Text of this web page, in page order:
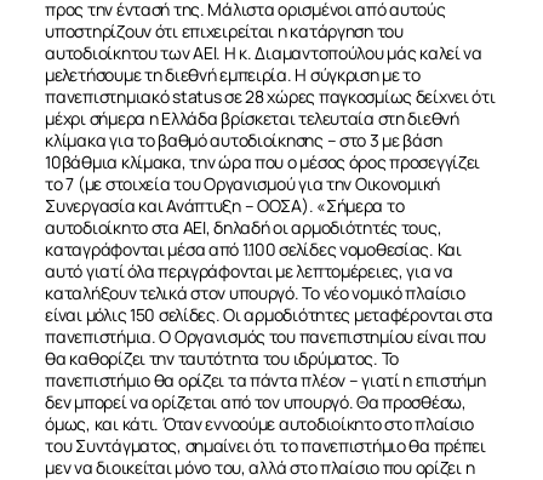
προς την έντασή της. Μάλιστα ορισμένοι από αυτούς
υποστηρίζουν ότι επιχειρείται η κατάργηση του
αυτοδιοίκητου των ΑΕΙ. Η κ. Διαμαντοπούλου μάς καλεί να
μελετήσουμε τη διεθνή εμπειρία. Η σύγκριση με το
πανεπιστημιακό status σε 28 χώρες παγκοσμίως δείχνει ότι
μέχρι σήμερα η Ελλάδα βρίσκεται τελευταία στη διεθνή
κλίμακα για το βαθμό αυτοδιοίκησης – στο 3 με βάση
10βάθμια κλίμακα, την ώρα που ο μέσος όρος προσεγγίζει
το 7 (με στοιχεία του Οργανισμού για την Οικονομική
Συνεργασία και Ανάπτυξη – ΟΟΣΑ). «Σήμερα το
αυτοδιοίκητο στα ΑΕΙ, δηλαδή οι αρμοδιότητές τους,
καταγράφονται μέσα από 1.100 σελίδες νομοθεσίας. Και
αυτό γιατί όλα περιγράφονται με λεπτομέρειες, για να
καταλήξουν τελικά στον υπουργό. Το νέο νομικό πλαίσιο
είναι μόλις 150 σελίδες. Οι αρμοδιότητες μεταφέρονται στα
πανεπιστήμια. Ο Οργανισμός του πανεπιστημίου είναι που
θα καθορίζει την ταυτότητα του ιδρύματος. Το
πανεπιστήμιο θα ορίζει τα πάντα πλέον – γιατί η επιστήμη
δεν μπορεί να ορίζεται από τον υπουργό. Θα προσθέσω,
όμως, και κάτι. Όταν εννοούμε αυτοδιοίκητο στο πλαίσιο
του Συντάγματος, σημαίνει ότι το πανεπιστήμιο θα πρέπει
μεν να διοικείται μόνο του, αλλά στο πλαίσιο που ορίζει η